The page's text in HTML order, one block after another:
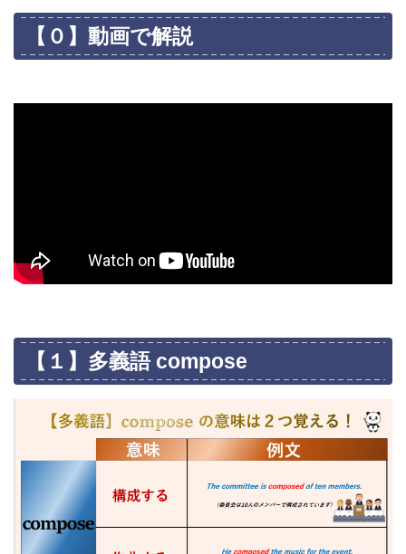
【０】動画で解説
【１】多義語 compose